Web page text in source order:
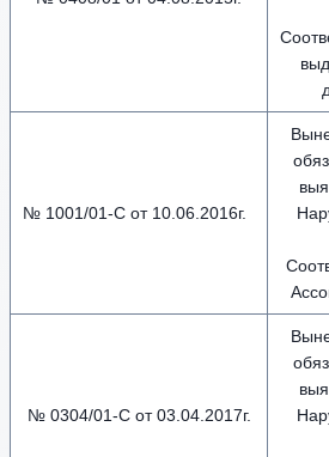
№ 1001/01-С от 10.06.2016г.
№ 0304/01-С от 03.04.2017г.